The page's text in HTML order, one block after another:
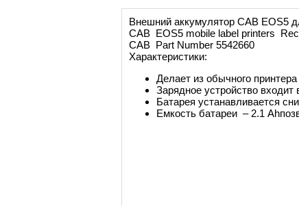
Внешний аккумулятор CAB EOS5
CAB EOS5 mobile label printers
CAB Part Number 5542660
Характеристики:
Делает из обычного
Зарядное устройство входит
Батарея устанавливается
Емкость батареи – 2.1